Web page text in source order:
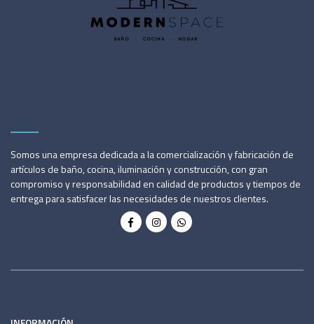
Somos una empresa dedicada a la comercialización y fabricación de
artículos de baño, cocina, iluminación y construcción, con gran
compromiso y responsabilidad en calidad de productos y tiempos de
entrega para satisfacer las necesidades de nuestros clientes.